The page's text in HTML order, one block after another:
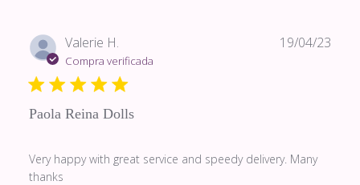
Valerie H.
Compra verificada
Paola Reina Dolls
Very happy with great service and speedy delivery. Many
thanks
19/04/23